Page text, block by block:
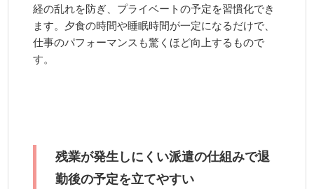
経の乱れを防ぎ、プライベートの予定を習慣化でき
ます。夕食の時間や睡眠時間が一定になるだけで、
仕事のパフォーマンスも驚くほど向上するもので
す。
残業が発生しにくい派遣の仕組みで退
勤後の予定を立てやすい